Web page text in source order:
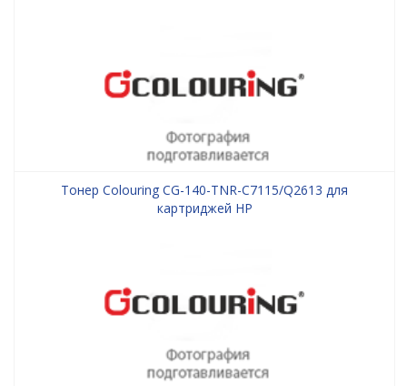
Тонер Colouring CG-140-TNR-C7115/Q2613 для
картриджей HP